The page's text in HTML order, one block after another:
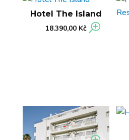
Hotel The Island
18.390,00 Kč